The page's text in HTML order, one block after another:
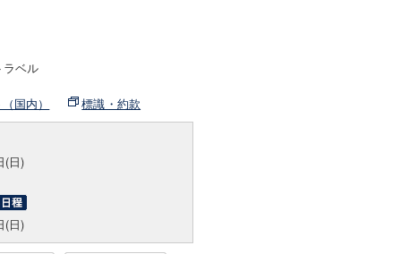
ベル
国内） 標識・約款
(日)
(日)